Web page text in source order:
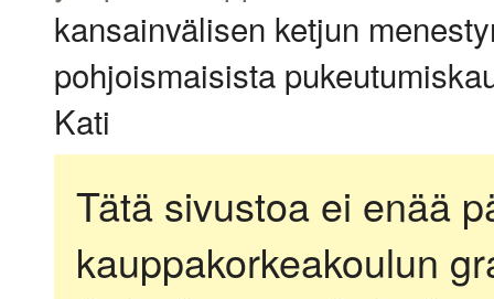
kansainvälisen ketjun
pohjoismaisista
Kati
Tätä sivustoa ei enää
kauppakorkeakoulun